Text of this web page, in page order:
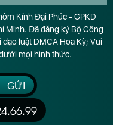
Kính Đại Phúc - GPKD
Minh. Đã đăng ký Bộ Công
luật DMCA Hoa Kỳ; Vui
mọi hình thức.
GỬI